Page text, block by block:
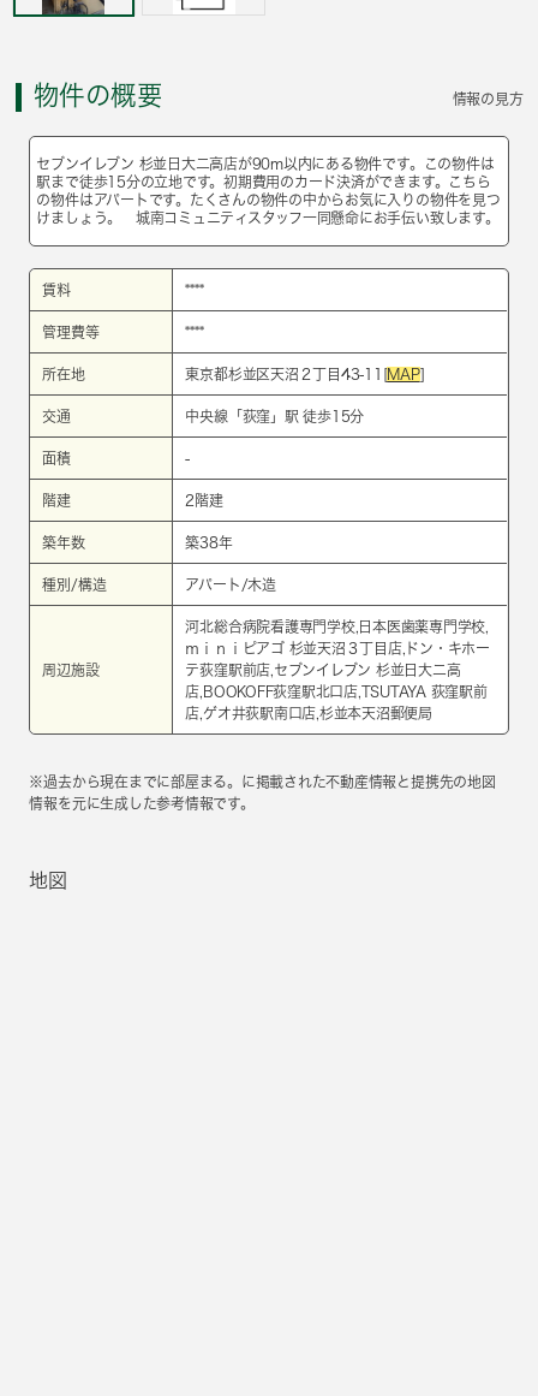
物件の概要 情報の見方
セブンイレブン 杉並日大二高店が90m以内にある物件です。この物件は
駅まで徒歩15分の立地です。初期費用のカード決済ができます。こちら
の物件はアパートです。たくさんの物件の中からお気に入りの物件を見つ
けましょう。 城南コミュニティスタッフ一同懸命にお手伝い致します。
賃料 ****
管理費等 ****
所在地 東京都杉並区天沼２丁目43-11[MAP]
交通 中央線 「 荻窪 」駅 徒歩15分
面積 -
階建 2階建
築年数 築38年
種別/構造 アパート/木造
周辺施設
河北総合病院看護専門学校,日本医歯薬専門学校,
ｍｉｎｉピアゴ 杉並天沼３丁目店,ドン・キホー
テ荻窪駅前店,セブンイレブン 杉並日大二高
店,BOOKOFF荻窪駅北口店,TSUTAYA 荻窪駅前
店,ゲオ井荻駅南口店,杉並本天沼郵便局
※過去から現在までに部屋まる。に掲載された不動産情報と提携先の地図
情報を元に生成した参考情報です。
地図